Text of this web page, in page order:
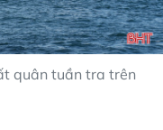
quân tuần tra trên